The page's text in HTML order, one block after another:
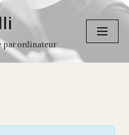
par ordinateur